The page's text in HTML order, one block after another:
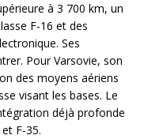
à 3 700 km, un
F-16 et des
Ses
Pour Varsovie, son
des moyens aériens
visant les bases. Le
déjà profonde
F-35.